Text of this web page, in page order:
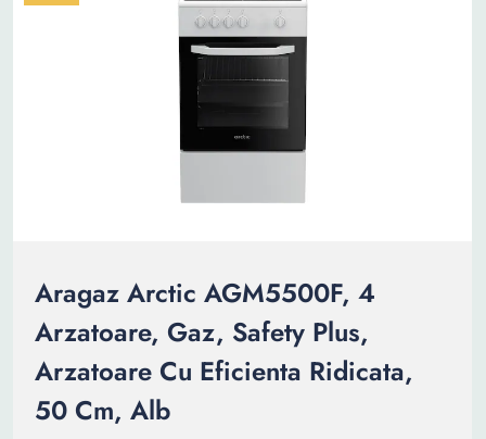
Aragaz Arctic AGM5500F, 4
Arzatoare, Gaz, Safety Plus,
Arzatoare Cu Eficienta Ridicata,
50 Cm, Alb